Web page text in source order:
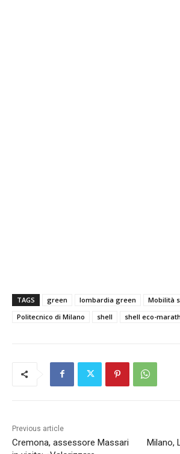
TAGS green lombardia green Mobilità
Politecnico di Milano
shell shell eco-
Previous article
Cremona, assessore Massari
Milano,